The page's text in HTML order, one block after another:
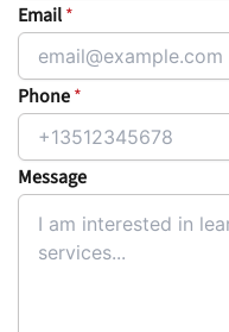
Email*
Phone*
Message